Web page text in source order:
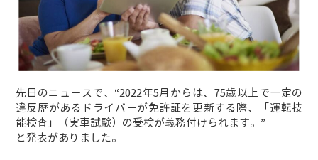
先日のニュースで、“2022年5月からは、75歳以上で一定の
違反歴があるドライバーが免許証を更新する際、「運転技
能検査」（実車試験）の受検が義務付けられます。”
と発表がありました。